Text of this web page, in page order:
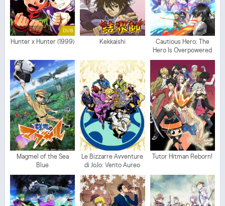
DUB
Hunter x Hunter (1999) Kekkaishi
Cautious Hero: The
Hero Is Overpowered
but Overly Cautious
Magmel of the Sea
Blue
Le Bizzarre Avventure
di JoJo: Vento Aureo
Tutor Hitman Reborn!